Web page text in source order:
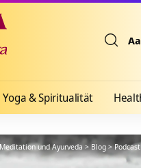
Aa
Yoga & Spiritualität
und Ayurveda >Blog>Podcast